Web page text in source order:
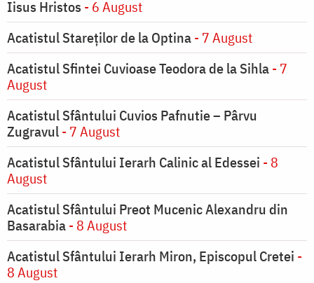
Iisus Hristos - 6 August
Acatistul Stareţilor de la Optina- 7 August
Acatistul Sfintei Cuvioase Teodora de la Sihla- 7
August
Acatistul Sfântului Cuvios Pafnutie – Pârvu
Zugravul- 7 August
Acatistul Sfântului Ierarh Calinic al Edessei - 8
August
Acatistul Sfântului Preot Mucenic Alexandru din
Basarabia- 8 August
Acatistul Sfântului Ierarh Miron, Episcopul Cretei -
8 August